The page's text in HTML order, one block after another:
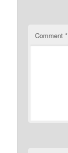
Comment*